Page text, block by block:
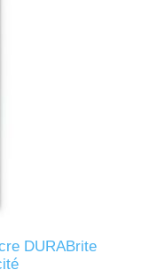
DURABrite